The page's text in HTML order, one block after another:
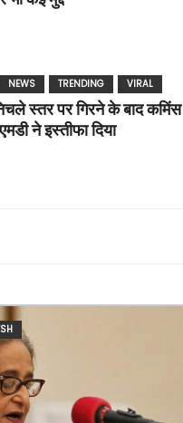
NEWS TRENDING VIRAL
स्तर पर गिरने के बाद कमिंस
ने इस्तीफा दिया